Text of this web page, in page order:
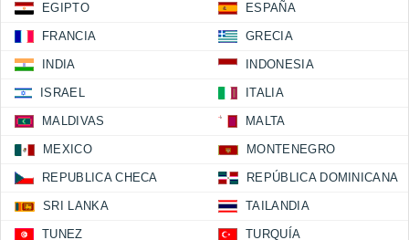
EGIPTO ESPAÑA
FRANCIA GRECIA
INDIA INDONESIA
ISRAEL ITALIA
MALDIVAS MALTA
MEXICO MONTENEGRO
REPUBLICA CHECA REPÚBLICA DOMINICANA
SRI LANKA TAILANDIA
TUNEZ TURQUÍA